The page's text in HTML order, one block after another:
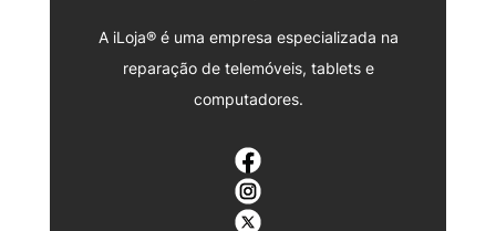
A iLoja® é uma empresa especializada na
reparação de telemóveis, tablets e
computadores.